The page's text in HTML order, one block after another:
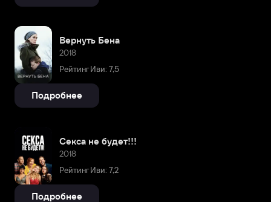
Вернуть Бена
2018
Рейтинг Иви: 7,5
Подробнее
Секса не будет!!!
2018
Рейтинг Иви: 7,2
Подробнее